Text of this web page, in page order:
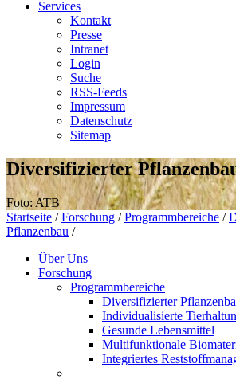
Services
Kontakt
Presse
Intranet
Login
Suche
RSS-Feeds
Impressum
Datenschutz
Sitemap
Diversifizierter
Foto: ATB
Startseite / Forschung / Programmbereiche /
Pflanzenbau /
Über Uns
Forschung
Programmbereiche
Diversifizierter
Individualisierte
Gesunde Lebensmittel
Multifunktionale
Integriertes